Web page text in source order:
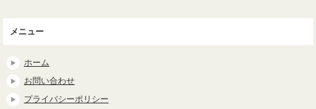
メニュー
ホーム
お問い合わせ
プライバシーポリシー